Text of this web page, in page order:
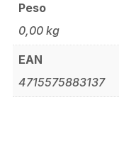
Peso
0,00 kg
EAN
4715575883137